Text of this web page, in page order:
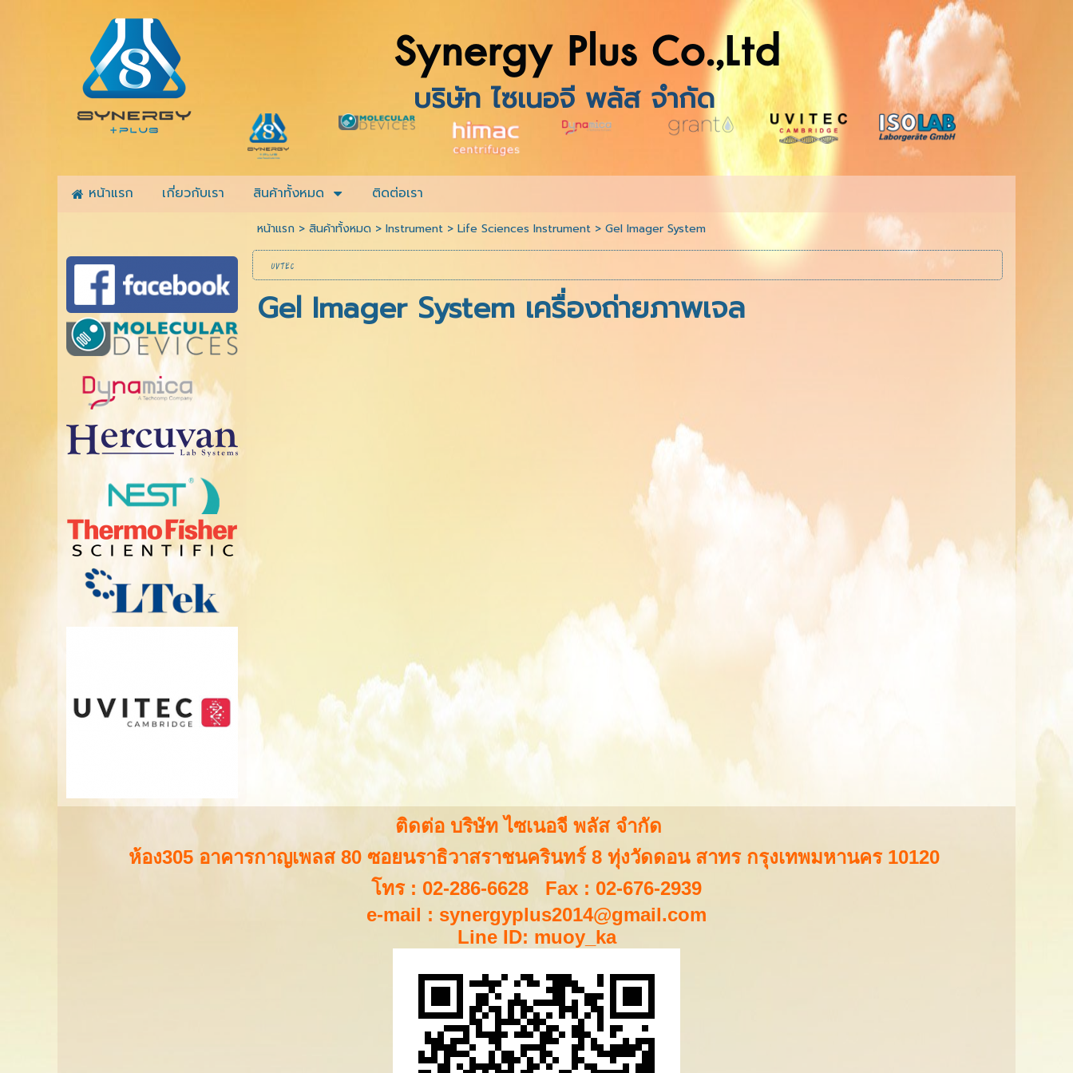
Synergy Plus Co.,Ltd
บริษัท ไซเนอจี พลัส จำกัด
หน้าแรก เกี่ยวกับเรา สินค้าทั้งหมด ติดต่อเรา
หน้าแรก> สินค้าทั้งหมด> Instrument> Life Sciences Instrument> Gel Imager System
UVTEC
Gel Imager System เครื่องถ่ายภาพเจล
ติดต่อ บริษัท ไซเนอจี พลัส จำกัด
ห้อง305 อาคารกาญเพลส 80 ซอยนราธิวาสราชนครินทร์ 8 ทุ่งวัดดอน สาทร กรุงเทพมหานคร 10120
โทร : 02-286-6628 Fax : 02-676-2939
e-mail : synergyplus2014@gmail.com
Line ID: muoy_ka